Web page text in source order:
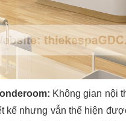
Không gian nội
kế nhưng vẫn thể hiện